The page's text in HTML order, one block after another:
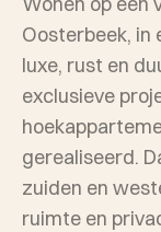
Oosterbeek, in
luxe, rust en
exclusieve
gerealiseerd.
zuiden en
ruimte en